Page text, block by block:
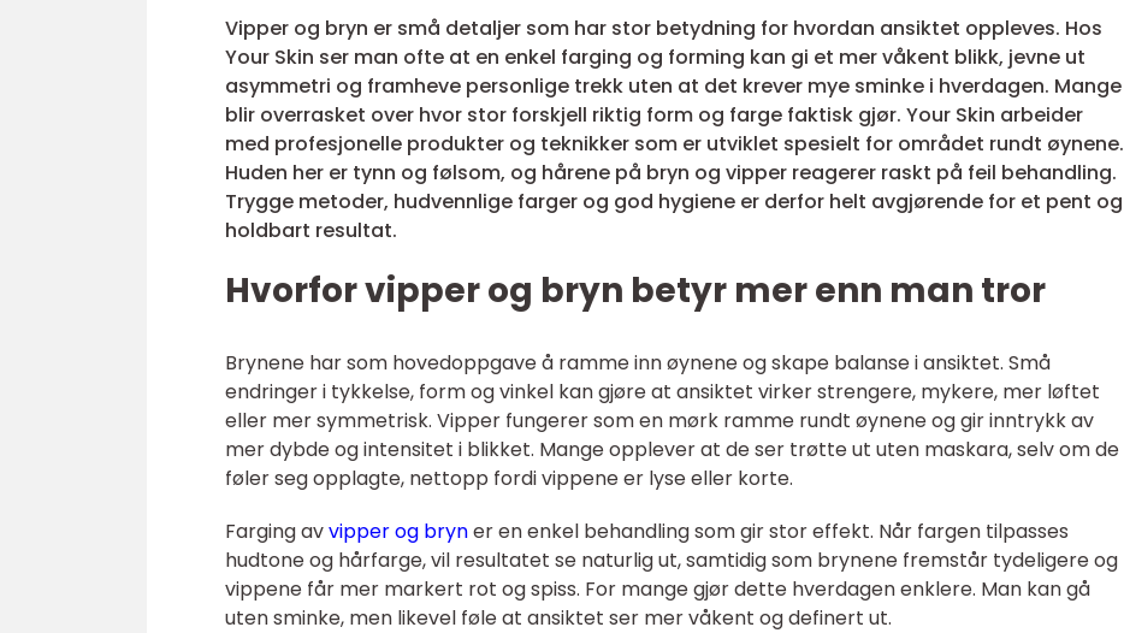
Vipper og bryn er små detaljer som har stor betydning for hvordan ansiktet oppleves. Hos
Your Skin ser man ofte at en enkel farging og forming kan gi et mer våkent blikk, jevne ut
asymmetri og framheve personlige trekk uten at det krever mye sminke i hverdagen. Mange
blir overrasket over hvor stor forskjell riktig form og farge faktisk gjør. Your Skin arbeider
med profesjonelle produkter og teknikker som er utviklet spesielt for området rundt øynene.
Huden her er tynn og følsom, og hårene på bryn og vipper reagerer raskt på feil behandling.
Trygge metoder, hudvennlige farger og god hygiene er derfor helt avgjørende for et pent og
holdbart resultat.
Hvorfor vipper og bryn betyr mer enn man tror
Brynene har som hovedoppgave å ramme inn øynene og skape balanse i ansiktet. Små
endringer i tykkelse, form og vinkel kan gjøre at ansiktet virker strengere, mykere, mer løftet
eller mer symmetrisk. Vipper fungerer som en mørk ramme rundt øynene og gir inntrykk av
mer dybde og intensitet i blikket. Mange opplever at de ser trøtte ut uten maskara, selv om de
føler seg opplagte, nettopp fordi vippene er lyse eller korte.
Farging avvipper og bryner en enkel behandling som gir stor effekt. Når fargen tilpasses
hudtone og hårfarge, vil resultatet se naturlig ut, samtidig som brynene fremstår tydeligere og
vippene får mer markert rot og spiss. For mange gjør dette hverdagen enklere. Man kan gå
uten sminke, men likevel føle at ansiktet ser mer våkent og definert ut.